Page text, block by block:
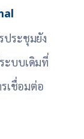
ระชุมยัง
ะบบเดิมที่
เชื่อมต่อ